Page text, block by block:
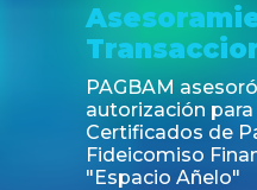
PAGBAM
autorización
Certificados de
Fideicomiso
"Espacio Añelo"